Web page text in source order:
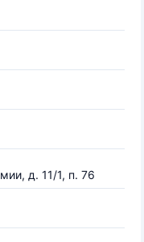
д. 11/1, п. 76